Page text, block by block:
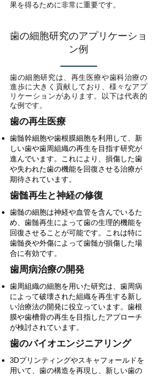
果を得るために非常に重要です。
歯の細胞研究のアプリケーショ
ン例
歯の細胞研究は、再生医療や歯科治療の
進歩に大きく貢献しており、様々なアプ
リケーションがあります。以下は代表的
な例です。
歯の再生医療
歯髄幹細胞や歯根膜細胞を利用して、新
しい歯や歯周組織の再生を目指す研究が
進んでいます。これにより、損傷した歯
や失われた歯の機能を回復させる治療が
期待されています。
歯髄再生と神経の修復
歯髄の細胞は神経や血管を含んでいるた
め、歯髄再生によって歯の生理的機能を
回復させることが可能です。これは特に
歯髄炎や外傷によって歯髄が損傷した場
合に有効です。
歯周病治療の開発
歯周組織の細胞を用いた研究は、歯周病
によって破壊された組織を再生する新し
い治療法の開発に役立っています。歯根
膜や歯槽骨の再生を目指したアプローチ
が検討されています。
歯のバイオエンジニアリング
3Dプリンティングやスキャフォールドを
用いて、歯の構造を再現し、新しい歯の